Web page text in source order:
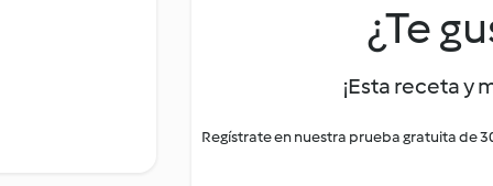
¿Te
¡Esta receta y
Regístrate en nuestra prueba gratuita de